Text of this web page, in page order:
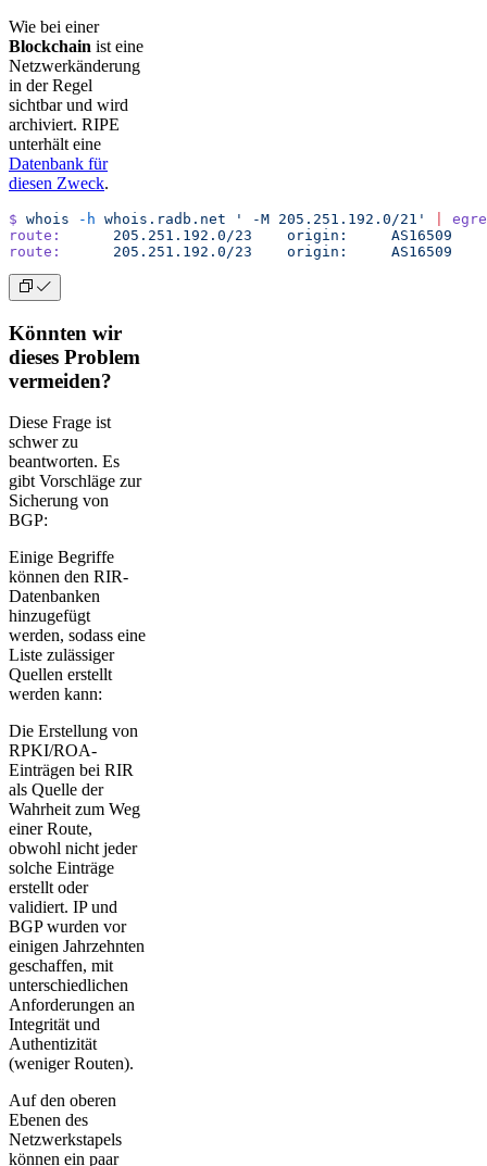
Wie bei einer
Blockchain ist eine
Netzwerkänderung
in der Regel
sichtbar und wird
archiviert. RIPE
unterhält eine
Datenbank für
diesen Zweck.
$ whois -h whois.radb.net ' -M 205.251.192.0/21'
route:
      205.251.192.0/23
	origin:
     AS16509
route:
      205.251.192.0/23
	origin:
     AS16509
Könnten wir
dieses Problem
vermeiden?
Diese Frage ist
schwer zu
beantworten. Es
gibt Vorschläge zur
Sicherung von
BGP:
Einige Begriffe
können den RIR-
Datenbanken
hinzugefügt
werden, sodass eine
Liste zulässiger
Quellen erstellt
werden kann:
Die Erstellung von
RPKI/ROA-
Einträgen bei RIR
als Quelle der
Wahrheit zum Weg
einer Route,
obwohl nicht jeder
solche Einträge
erstellt oder
validiert. IP und
BGP wurden vor
einigen Jahrzehnten
geschaffen, mit
unterschiedlichen
Anforderungen an
Integrität und
Authentizität
(weniger Routen).
Auf den oberen
Ebenen des
Netzwerkstapels
können ein paar